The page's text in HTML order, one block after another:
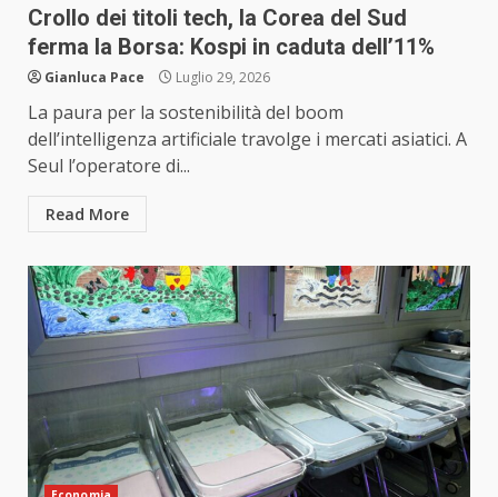
Crollo dei titoli tech, la Corea del Sud
ferma la Borsa: Kospi in caduta dell’11%
Gianluca Pace Luglio 29, 2026
La paura per la sostenibilità del boom
dell’intelligenza artificiale travolge i mercati asiatici. A
Seul l’operatore di...
Read More